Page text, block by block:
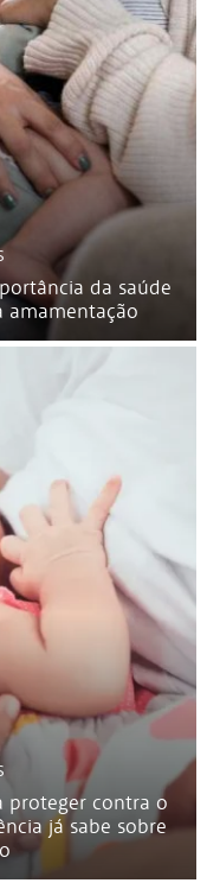
da saúde
proteger contra o
já sabe sobre